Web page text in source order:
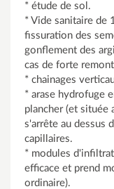
* étude de sol.
* Vide sanitaire de
fissuration des
gonflement des
cas de forte
* chainages
* arase hydrofuge
plancher (et située
s'arrête au dessus
capillaires.
* modules
efficace et prend
ordinaire).